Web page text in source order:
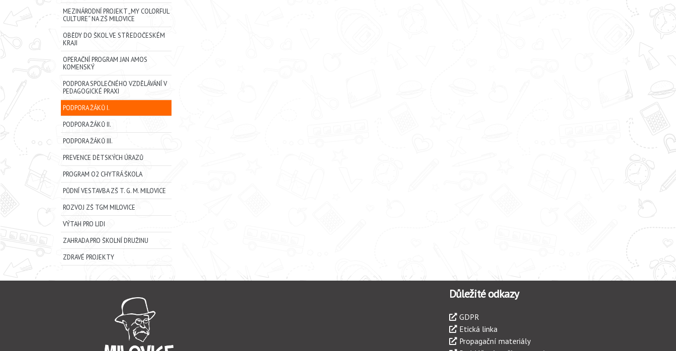
MEZINÁRODNÍ PROJEKT „MY COLORFUL
CULTURE“ NA ZŠ MILOVICE
OBĚDY DO ŠKOL VE STŘEDOČESKÉM
KRAJI
OPERAČNÍ PROGRAM JAN AMOS
KOMENSKÝ
PODPORA SPOLEČNÉHO VZDĚLÁVÁNÍ V
PEDAGOGICKÉ PRAXI
PODPORA ŽÁKŮ I.
PODPORA ŽÁKŮ II.
PODPORA ŽÁKŮ III.
PREVENCE DĚTSKÝCH ÚRAZŮ
PROGRAM O2 CHYTRÁ ŠKOLA
PŮDNÍ VESTAVBA ZŠ T. G. M. MILOVICE
ROZVOJ ZŠ TGM MILOVICE
VÝTAH PRO LIDI
ZAHRADA PRO ŠKOLNÍ DRUŽINU
ZDRAVÉ PROJEKTY
Důležité odkazy
GDPR
Etická linka
Propagační materiály